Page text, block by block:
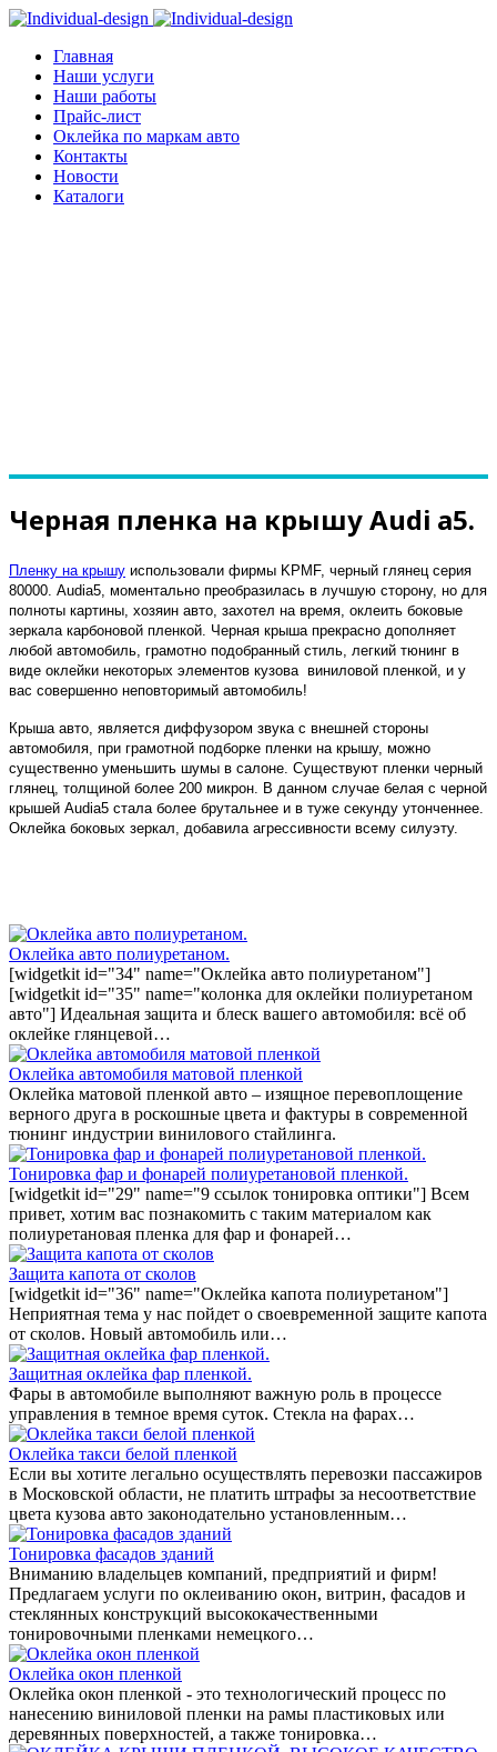
Главная
Наши услуги
Наши работы
Прайс-лист
Оклейка по маркам авто
Контакты
Новости
Каталоги
Черная пленка на крышу Audi a5.
Пленку на крышу использовали фирмы KPMF, черный глянец серия
80000. Audia5, моментально преобразилась в лучшую сторону, но для
полноты картины, хозяин авто, захотел на время, оклеить боковые
зеркала карбоновой пленкой. Черная крыша прекрасно дополняет
любой автомобиль, грамотно подобранный стиль, легкий тюнинг в
виде оклейки некоторых элементов кузова виниловой пленкой, и у
вас совершенно неповторимый автомобиль!
Крыша авто, является диффузором звука с внешней стороны
автомобиля, при грамотной подборке пленки на крышу, можно
существенно уменьшить шумы в салоне. Существуют пленки черный
глянец, толщиной более 200 микрон. В данном случае белая с черной
крышей Audia5 стала более брутальнее и в туже секунду утонченнее.
Оклейка боковых зеркал, добавила агрессивности всему силуэту.
Оклейка авто полиуретаном.
[widgetkit id="34" name="Оклейка авто полиуретаном"]
[widgetkit id="35" name="колонка для оклейки полиуретаном
авто"] Идеальная защита и блеск вашего автомобиля: всё об
оклейке глянцевой…
Оклейка автомобиля матовой пленкой
Оклейка матовой пленкой авто – изящное перевоплощение
верного друга в роскошные цвета и фактуры в современной
тюнинг индустрии винилового стайлинга.
Тонировка фар и фонарей полиуретановой пленкой.
[widgetkit id="29" name="9 ссылок тонировка оптики"] Всем
привет, хотим вас познакомить с таким материалом как
полиуретановая пленка для фар и фонарей…
Защита капота от сколов
[widgetkit id="36" name="Оклейка капота полиуретаном"]
Неприятная тема у нас пойдет о своевременной защите капота
от сколов. Новый автомобиль или…
Защитная оклейка фар пленкой.
Фары в автомобиле выполняют важную роль в процессе
управления в темное время суток. Стекла на фарах…
Оклейка такси белой пленкой
Если вы хотите легально осуществлять перевозки пассажиров
в Московской области, не платить штрафы за несоответствие
цвета кузова авто законодательно установленным…
Тонировка фасадов зданий
Вниманию владельцев компаний, предприятий и фирм!
Предлагаем услуги по оклеиванию окон, витрин, фасадов и
стеклянных конструкций высококачественными
тонировочными пленками немецкого…
Оклейка окон пленкой
Оклейка окон пленкой - это технологический процесс по
нанесению виниловой пленки на рамы пластиковых или
деревянных поверхностей, а также тонировка…